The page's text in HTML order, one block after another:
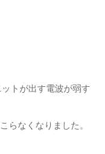
トが出す電波が弱す
らなくなりました。